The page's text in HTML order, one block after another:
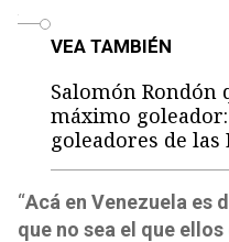
VEA TAMBIÉN
Salomón Rondón
máximo
goleadores de
“Acá en Venezuela es
que no sea el que